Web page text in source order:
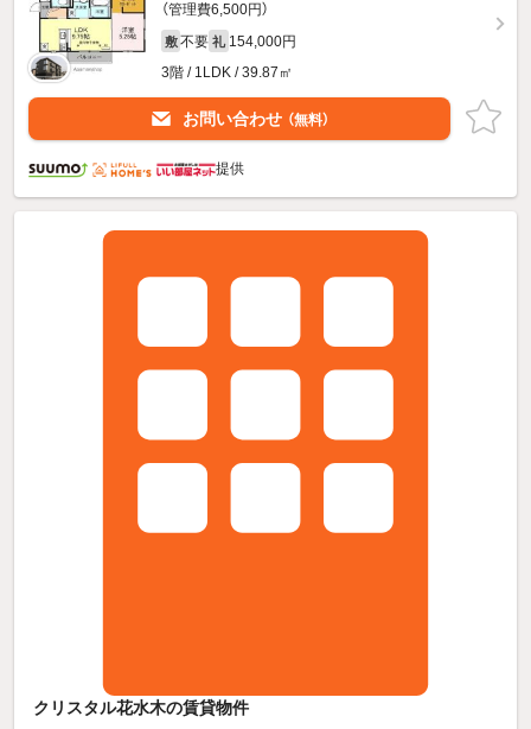
（管理費6,500円）
敷 不要 礼 154,000円
3階 / 1LDK / 39.87㎡
お問い合わせ （無料）
提供
クリスタル花水木の賃貸物件